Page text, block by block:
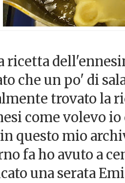
ricetta
che un po' di
trovato la
come volevo io
questo mio
fa ho avuto a
una serata